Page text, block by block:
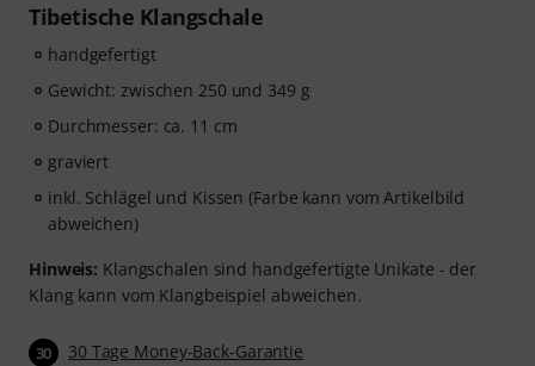
Tibetische Klangschale
handgefertigt
Gewicht: zwischen 250 und 349 g
Durchmesser: ca. 11 cm
graviert
inkl. Schlägel und Kissen (Farbe kann vom Artikelbild
abweichen)
Hinweis: Klangschalen sind handgefertigte Unikate - der
Klang kann vom Klangbeispiel abweichen.
30 30 Tage Money-Back-Garantie